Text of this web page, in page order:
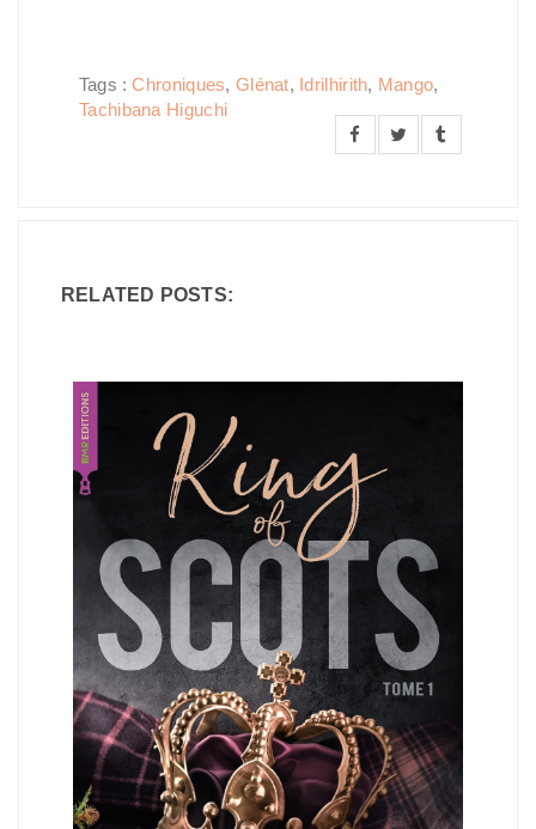
Tags :Chroniques, Glénat, Idrilhirith, Mango,
Tachibana Higuchi
RELATED POSTS: